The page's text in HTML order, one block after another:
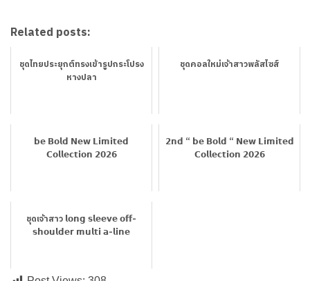
Related posts:
ชุดไทยประยุกต์ทรงเข้ารูปกระโปรง
หางปลา
ชุดคอลใหม่เจ้าสาวพลัสไซส์
𝗯𝗲 𝗕𝗼𝗹𝗱 𝗡𝗲𝘄 𝗟𝗶𝗺𝗶𝘁𝗲𝗱
𝗖𝗼𝗹𝗹𝗲𝗰𝘁𝗶𝗼𝗻 𝟮𝟬𝟮𝟲
𝟮𝗻𝗱 “ 𝗯𝗲 𝗕𝗼𝗹𝗱 “ 𝗡𝗲𝘄 𝗟𝗶𝗺𝗶𝘁𝗲𝗱
𝗖𝗼𝗹𝗹𝗲𝗰𝘁𝗶𝗼𝗻 𝟮𝟬𝟮𝟲
ชุดเจ้าสาว 𝗹𝗼𝗻𝗴 𝘀𝗹𝗲𝗲𝘃𝗲 𝗼𝗳𝗳-
𝘀𝗵𝗼𝘂𝗹𝗱𝗲𝗿 𝗺𝘂𝗹𝘁𝗶 𝗮-𝗹𝗶𝗻𝗲